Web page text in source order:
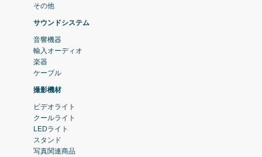
その他
サウンドシステム
音響機器
輸入オーディオ
楽器
ケーブル
撮影機材
ビデオライト
クールライト
LEDライト
スタンド
写真関連商品